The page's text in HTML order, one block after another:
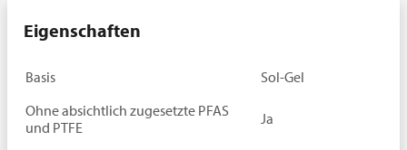
Eigenschaften
Basis
Sol-Gel
Ohne absichtlich zugesetzte PFAS
und PTFE
Ja